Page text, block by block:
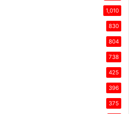
1,010
830
804
738
425
396
375